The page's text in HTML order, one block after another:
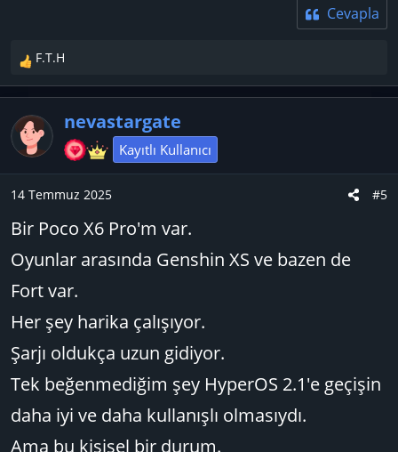
Cevapla
T
e
p
k
i
l
e
r
F.T.H
nevastargate
Kayıtlı Kullanıcı
14 Temmuz 2025 #5
Bir Poco X6 Pro'm var.
Oyunlar arasında Genshin XS ve bazen de
Fort var.
Her şey harika çalışıyor.
Şarjı oldukça uzun gidiyor.
Tek beğenmediğim şey HyperOS 2.1'e geçişin
daha iyi ve daha kullanışlı olmasıydı.
Ama bu kişisel bir durum.